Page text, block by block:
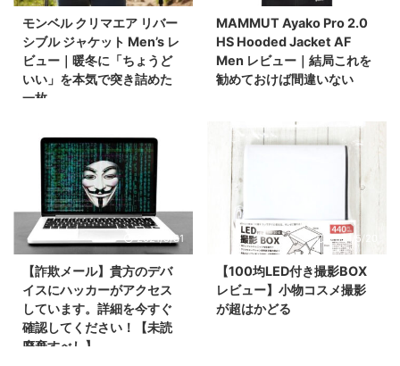
モンベル クリマエア リバー
シブル ジャケット Men’s レ
ビュー｜暖冬に「ちょうど
いい」を本気で突き詰めた
一枚
MAMMUT Ayako Pro 2.0
HS Hooded Jacket AF
Men レビュー｜結局これを
勧めておけば間違いない
2021/5/31
【詐欺メール】貴方のデバ
イスにハッカーがアクセス
しています。詳細を今すぐ
確認してください！【未読
廃棄すべし】
2021/5/20
【100均LED付き撮影BOX
レビュー】小物コスメ撮影
が超はかどる